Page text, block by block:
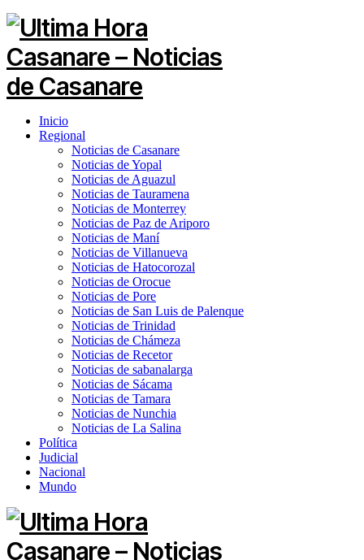
Inicio
Regional
Noticias de Casanare
Noticias de Yopal
Noticias de Aguazul
Noticias de Tauramena
Noticias de Monterrey
Noticias de Paz de Ariporo
Noticias de Maní
Noticias de Villanueva
Noticias de Hatocorozal
Noticias de Orocue
Noticias de Pore
Noticias de San Luis de Palenque
Noticias de Trinidad
Noticias de Chámeza
Noticias de Recetor
Noticias de sabanalarga
Noticias de Sácama
Noticias de Tamara
Noticias de Nunchia
Noticias de La Salina
Política
Judicial
Nacional
Mundo